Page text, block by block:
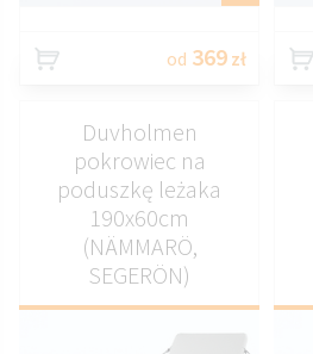
od 369 zł
Duvholmen
pokrowiec na
poduszkę leżaka
190x60cm
(NÄMMARÖ,
SEGERÖN)